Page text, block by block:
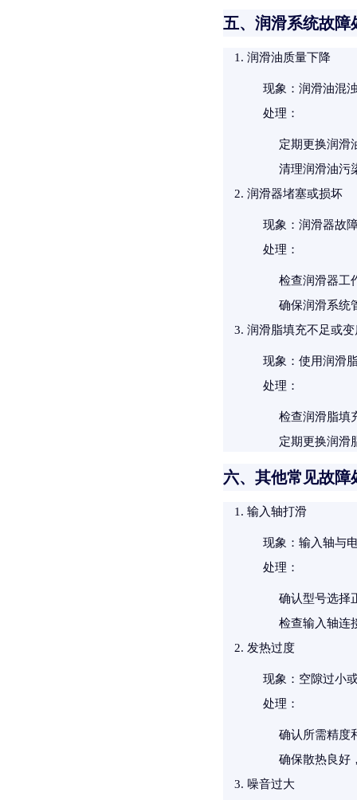
五、润滑系统故障
润滑油质量下降
现象 ：润滑油混
处理 ：
定期更换润滑
清理润滑油污
润滑器堵塞或损坏
现象 ：润滑器故
处理 ：
检查润滑器工
确保润滑系统
润滑脂填充不足或变
现象 ：使用润滑
处理 ：
检查润滑脂填
定期更换润滑
六、其他常见故障
输入轴打滑
现象 ：输入轴与
处理 ：
确认型号选择
检查输入轴连
发热过度
现象 ：空隙过小
处理 ：
确认所需精度
确保散热良好
噪音过大